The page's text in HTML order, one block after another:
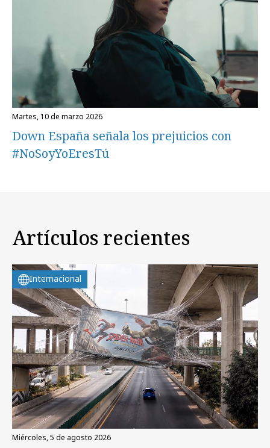
martes, 10 de marzo 2026
Down España señala los prejuicios con
#NoSoyYoEresTú
Artículos recientes
Internacional
miércoles, 5 de agosto 2026